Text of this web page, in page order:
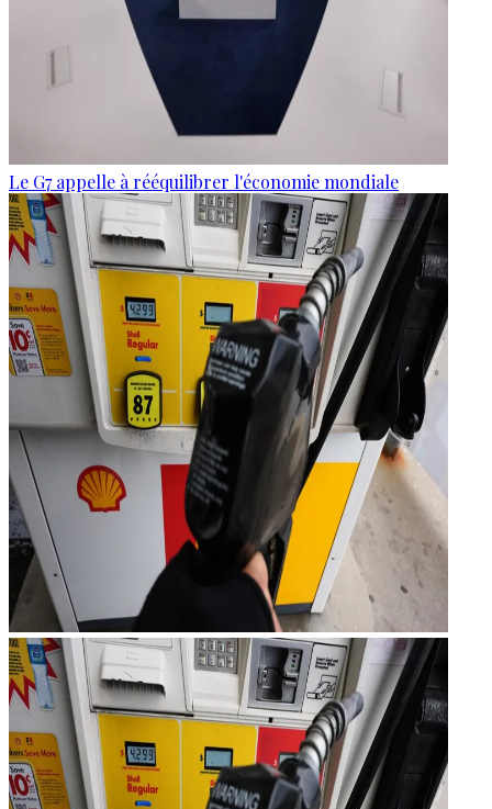
Le G7 appelle à rééquilibrer l'économie mondiale